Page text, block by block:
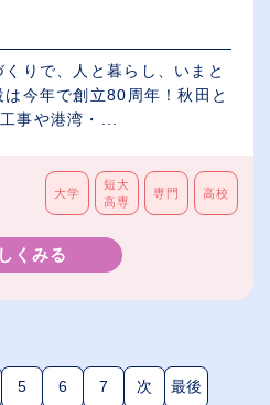
りで、人と暮らし、いまと
今年で創立80周年！秋田と
事や港湾・...
大学
短大
高専
専門 高校
くみる
5 6 7 次 最後